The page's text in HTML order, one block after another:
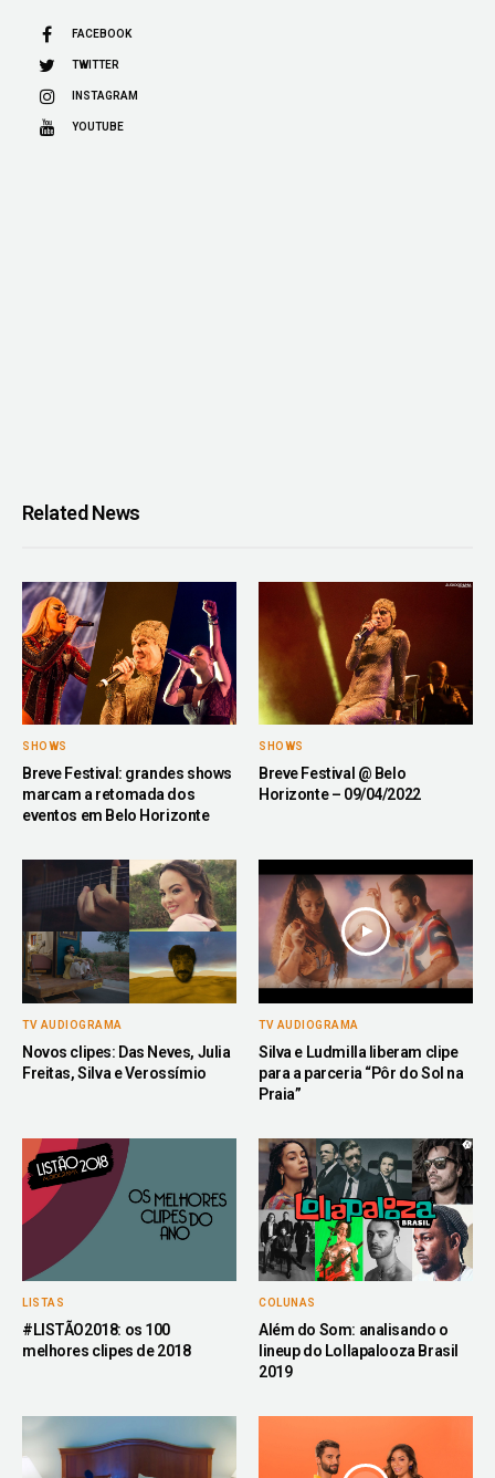
FACEBOOK
TWITTER
INSTAGRAM
YOUTUBE
Related News
SHOWS
Breve Festival: grandes shows
marcam a retomada dos
eventos em Belo Horizonte
SHOWS
Breve Festival @ Belo
Horizonte – 09/04/2022
TV AUDIOGRAMA
Novos clipes: Das Neves, Julia
Freitas, Silva e Verossímio
TV AUDIOGRAMA
Silva e Ludmilla liberam clipe
para a parceria “Pôr do Sol na
Praia”
LISTAS
#LISTÃO2018: os 100
melhores clipes de 2018
COLUNAS
Além do Som: analisando o
lineup do Lollapalooza Brasil
2019